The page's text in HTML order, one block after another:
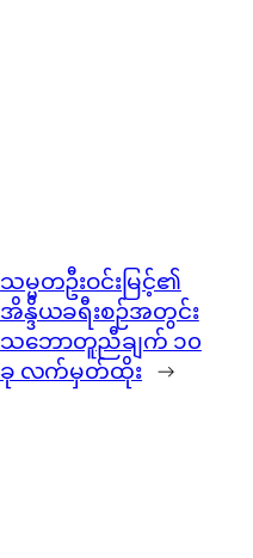
သမ္မတဦးဝင်းမြင့်၏
အိန္ဒိယခရီးစဉ်အတွင်း
သဘောတူညီချက် ၁၀
ခု လက်မှတ်ထိုး →